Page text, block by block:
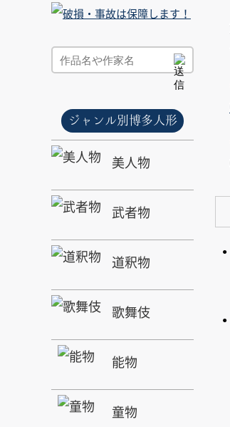
ジャンル別博多人形
美人物
武者物
道釈物
歌舞伎
能物
童物